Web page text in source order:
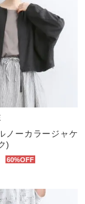
ノーカラージャケ
)
60%OFF